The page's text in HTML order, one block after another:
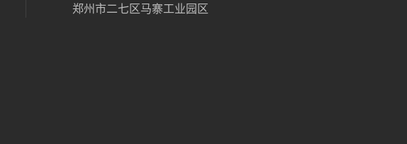
郑州市二七区马寨工业园区